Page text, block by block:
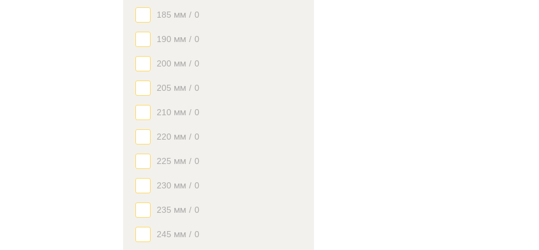
185 мм / 0
190 мм / 0
200 мм / 0
205 мм / 0
210 мм / 0
220 мм / 0
225 мм / 0
230 мм / 0
235 мм / 0
245 мм / 0